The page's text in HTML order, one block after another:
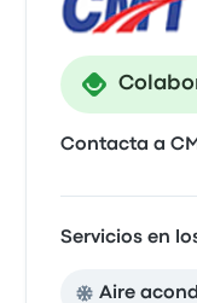
Contacta a
Servicios en
Aire